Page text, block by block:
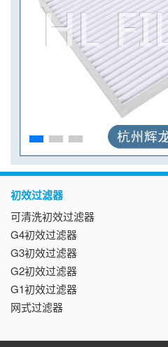
初效过滤器
可清洗初效过滤器
G4初效过滤器
G3初效过滤器
G2初效过滤器
G1初效过滤器
网式过滤器